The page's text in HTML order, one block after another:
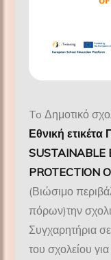
To Δημοτικό
Εθνική ετικέτα
SUSTAINABLE
PROTECTION
(Βιώσιμο
πόρων)την
Συγχαρητήρια
του σχολείου